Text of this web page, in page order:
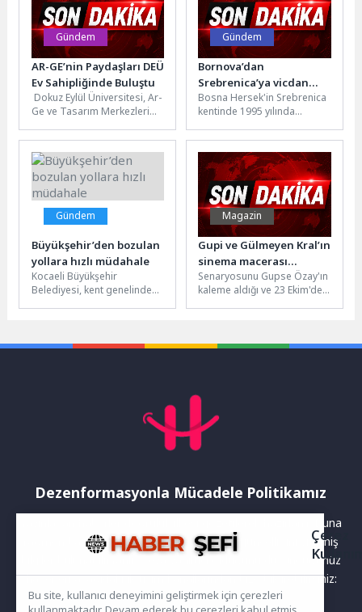
Gündem
AR-GE’nin Paydaşları DEÜ
Ev Sahipliğinde Buluştu
Dokuz Eylül Üniversitesi, Ar-
Ge ve Tasarım Merkezleri
(ARGEMİP) tarafından bu...
Gündem
Bornova’dan
Srebrenica’ya vicdan
çağrısı
Bosna Hersek'in Srebrenica
kentinde 1995 yılında
Müslümanın katledildiği
soykırımın...
Gündem
Büyükşehir’den bozulan
yollara hızlı müdahale
Kocaeli Büyükşehir
Belediyesi, kent genelinde
Magazin
Gupi ve Gülmeyen Kral’ın
sinema macerası
başlıyor
Senaryosunu Gupse Özay'ın
kaleme aldığı ve 23 Ekim'de
Dezenformasyonla Mücadele Politikamız
Yayınlanan haberler doğruluk ilkesi gözetilerek hazırlanır. Buna
rağmen bazı içeriklerde eksik, hatalı veya güncelliğini yitirmiş
bilgiler bulunabilir.Yanlış veya yanıltıcı olduğunu düşündüğünüz
haberleri aşağıdaki iletişim kanallarından bize bildirebilirsiniz:
Çerez
Bu site, kullanıcı deneyimini geliştirmek için çerezleri